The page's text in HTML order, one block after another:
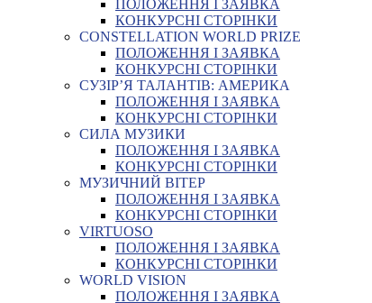
ПОЛОЖЕННЯ І ЗАЯВКА
КОНКУРСНІ СТОРІНКИ
CONSTELLATION WORLD PRIZE
ПОЛОЖЕННЯ І ЗАЯВКА
КОНКУРСНІ СТОРІНКИ
СУЗІР’Я ТАЛАНТІВ: АМЕРИКА
ПОЛОЖЕННЯ І ЗАЯВКА
КОНКУРСНІ СТОРІНКИ
СИЛА МУЗИКИ
ПОЛОЖЕННЯ І ЗАЯВКА
КОНКУРСНІ СТОРІНКИ
МУЗИЧНИЙ ВІТЕР
ПОЛОЖЕННЯ І ЗАЯВКА
КОНКУРСНІ СТОРІНКИ
VIRTUOSO
ПОЛОЖЕННЯ І ЗАЯВКА
КОНКУРСНІ СТОРІНКИ
WORLD VISION
ПОЛОЖЕННЯ І ЗАЯВКА